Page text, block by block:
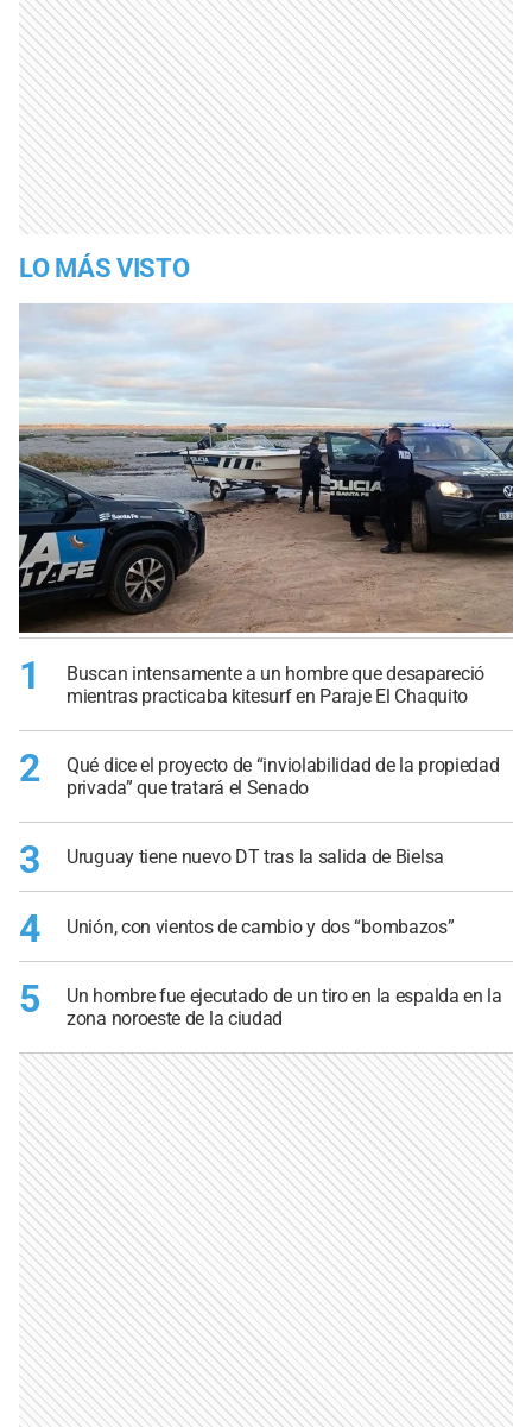
LO MÁS VISTO
1
Buscan intensamente a un hombre que desapareció
mientras practicaba kitesurf en Paraje El Chaquito
2
Qué dice el proyecto de “inviolabilidad de la propiedad
privada” que tratará el Senado
3 Uruguay tiene nuevo DT tras la salida de Bielsa
4 Unión, con vientos de cambio y dos “bombazos”
5
Un hombre fue ejecutado de un tiro en la espalda en la
zona noroeste de la ciudad